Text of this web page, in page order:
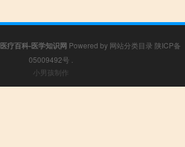
医疗百科-医学知识网 Powered by 网站分类目录 陕ICP备
05009492号
小男孩制作